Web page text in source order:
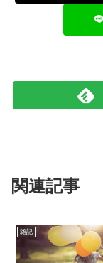
関連記事
雑記